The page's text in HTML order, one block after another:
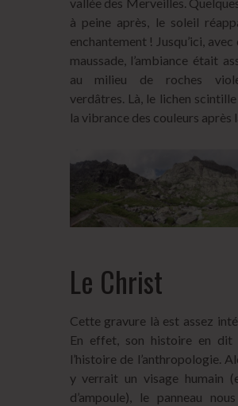
à peine après, le soleil
enchantement ! Jusqu’ici,
maussade, l’ambiance était
au milieu de roches
verdâtres. Là, le lichen scintille
la vibrance des couleurs après
Le Christ
Cette gravure là est assez
En effet, son histoire en dit
l’histoire de l’anthropologie.
y verrait un visage humain
d’ampoule), le panneau